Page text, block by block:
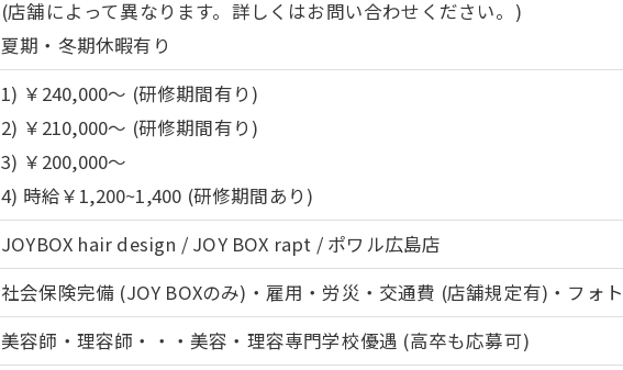
(店舗によって異なります。詳しくはお問い合わせください。)
夏期・冬期休暇有り
1) ￥240,000～ (研修期間有り)
2) ￥210,000～ (研修期間有り)
3) ￥200,000～
4) 時給￥1,200~1,400 (研修期間あり)
JOYBOX hair design / JOY BOX rapt / ポワル広島店
社会保険完備 (JOY BOXのみ)・雇用・労災・交通費 (店舗規定有)・フォ
美容師・理容師・・・美容・理容専門学校優遇 (高卒も応募可)